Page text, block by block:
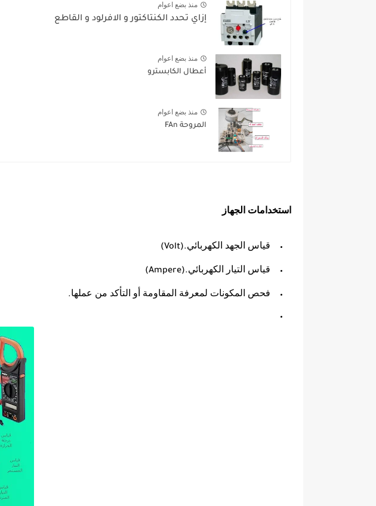
منذ بضع اعوام
إزاي تحدد الكنتاكتور و الافرلود و القاطع
منذ بضع اعوام
أعطال الكابسترو
منذ بضع اعوام
المروحة FAn
استخدامات الجهاز
قياس الجهد الكهربائي(Volt).
قياس التيار الكهربائي(Ampere).
فحص المكونات لمعرفة المقاومة أو التأكد من عملها.